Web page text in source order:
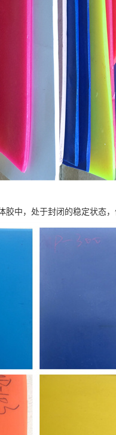
中，处于封闭的稳定状态，